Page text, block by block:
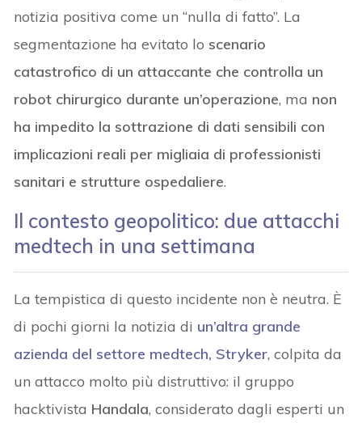
notizia positiva come un “nulla di fatto”. La
segmentazione ha evitato lo scenario
catastrofico di un attaccante che controlla un
robot chirurgico durante un’operazione, ma non
ha impedito la sottrazione di dati sensibili con
implicazioni reali per migliaia di professionisti
sanitari e strutture ospedaliere.
Il contesto geopolitico: due attacchi
medtech in una settimana
La tempistica di questo incidente non è neutra. È
di pochi giorni la notizia di un’altra grande
azienda del settore medtech, Stryker, colpita da
un attacco molto più distruttivo: il gruppo
hacktivista Handala, considerato dagli esperti un